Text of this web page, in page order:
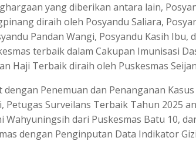
yang diberikan antara lain,
diraih oleh Posyandu Saliara,
Pandan Wangi, Posyandu Kasih Ibu,
terbaik dalam Cakupan Imunisasi
Haji Terbaik diraih oleh Puskesmas
Penemuan dan Penanganan Kasus
Petugas Surveilans Terbaik Tahun 2025
Wahyuningsih dari Puskesmas Batu 10,
dengan Penginputan Data Indikator